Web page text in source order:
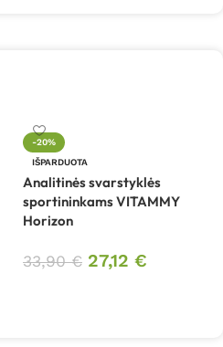
-20%
IŠPARDUOTA
Analitinės svarstyklės
sportininkams VITAMMY
Horizon
33,90€ 27,12 €